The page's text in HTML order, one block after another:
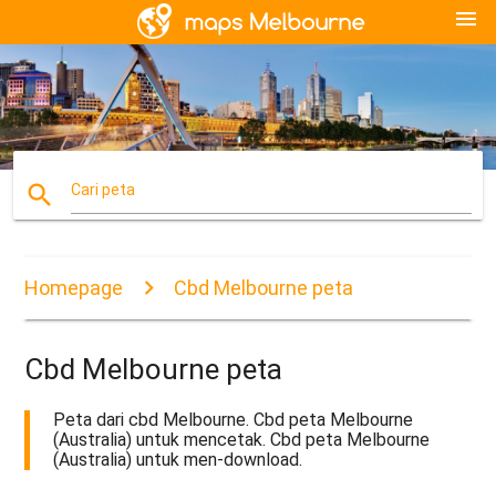
menu
search Cari peta
Homepage Cbd Melbourne peta
Cbd Melbourne peta
Peta dari cbd Melbourne. Cbd peta Melbourne
(Australia) untuk mencetak. Cbd peta Melbourne
(Australia) untuk men-download.